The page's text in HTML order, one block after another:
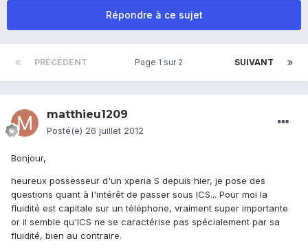
Répondre à ce sujet
PRÉCÉDENT SUIVANT
Page 1 sur 2
matthieu1209
Posté(e) 26 juillet 2012
Bonjour,
heureux possesseur d'un xperia S depuis hier, je pose des
questions quant à l'intérêt de passer sous ICS... Pour moi la
fluidité est capitale sur un téléphone, vraiment super importante
or il semble qu'ICS ne se caractérise pas spécialement par sa
fluidité, bien au contraire.